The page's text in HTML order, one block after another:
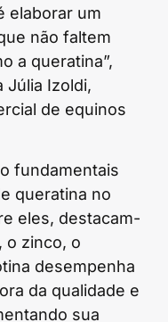
elaborar um
não faltem
a queratina”,
Júlia Izoldi,
de equinos
fundamentais
queratina no
eles, destacam-
o zinco, o
desempenha
da qualidade e
sua